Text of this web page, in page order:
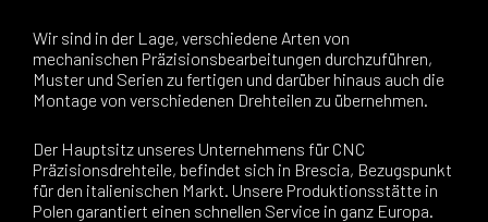
Wir sind in der Lage, verschiedene Arten von
mechanischen Präzisionsbearbeitungen durchzuführen,
Muster und Serien zu fertigen und darüber hinaus auch die
Montage von verschiedenen Drehteilen zu übernehmen.
Der Hauptsitz unseres Unternehmens für CNC
Präzisionsdrehteile, befindet sich in Brescia, Bezugspunkt
für den italienischen Markt. Unsere Produktionsstätte in
Polen garantiert einen schnellen Service in ganz Europa.